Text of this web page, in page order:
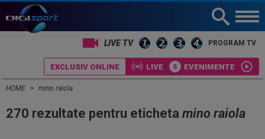
LIVE TV PROGRAM TV
EXCLUSIV ONLINE LIVE EVENIMENTE
HOME mino raiola
270 rezultate pentru eticheta mino raiola